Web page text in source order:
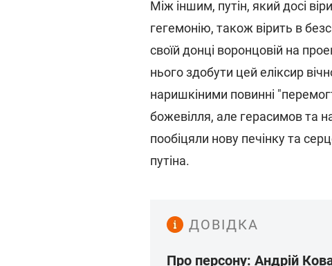
Між іншим, путін, який досі
гегемонію, також вірить в
своїй донці воронцовій на
нього здобути цей еліксир
наришкіними повинні
божевілля, але герасимов та
пообіцяли нову печінку та
путіна.
ДОВІДКА
Про персону: Андрій